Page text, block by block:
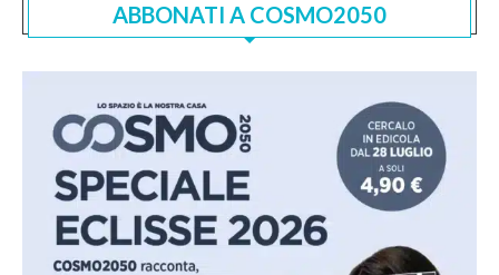
ABBONATI A COSMO2050